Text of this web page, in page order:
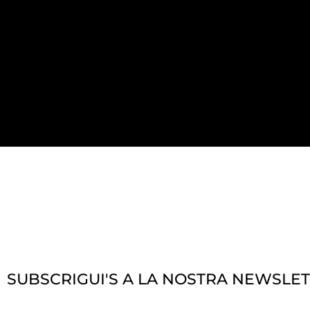
SUBSCRIGUI'S A LA NOSTRA